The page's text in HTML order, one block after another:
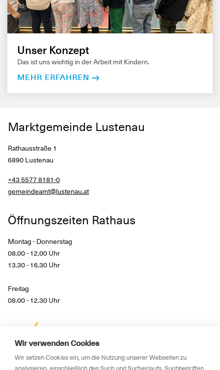
Unser Konzept
Das ist uns wichtig in der Arbeit mit Kindern.
MEHR ERFAHREN
Marktgemeinde Lustenau
Rathausstraße 1
6890 Lustenau
+43 5577 8181-0
gemeindeamt@lustenau.at
Öffnungszeiten Rathaus
Montag - Donnerstag
08.00 - 12.00 Uhr
13.30 - 16.30 Uhr
Freitag
08.00 - 12.30 Uhr
Wir verwenden Cookies
Wir setzen Cookies ein, um die Nutzung unserer Webseiten zu
analysieren, einschließlich des Such und Surfverlaufs, Suchbegriffen